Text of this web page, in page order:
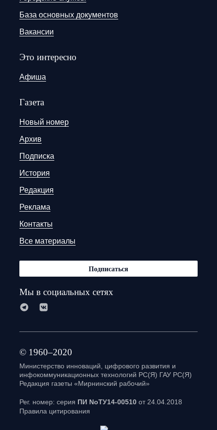
База основных документов
Вакансии
Это интересно
Афиша
Газета
Новый номер
Архив
Подписка
История
Редакция
Реклама
Контакты
Все материалы
Подписаться
Мы в социальных сетях
© 1960–2020
Министерство инноваций, цифрового развития и
инфокоммуникационных технологий РС(Я) ГАУ РС(Я)
Редакция газеты «Мирнинский рабочий»
Рег. номер: серия ПИ NoТУ14-00510 от 24.04.2018
Правила цитирования